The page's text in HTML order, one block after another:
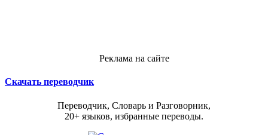
Реклама на сайте
Скачать переводчик
Переводчик, Словарь и Разговорник,
20+ языков, избранные переводы.